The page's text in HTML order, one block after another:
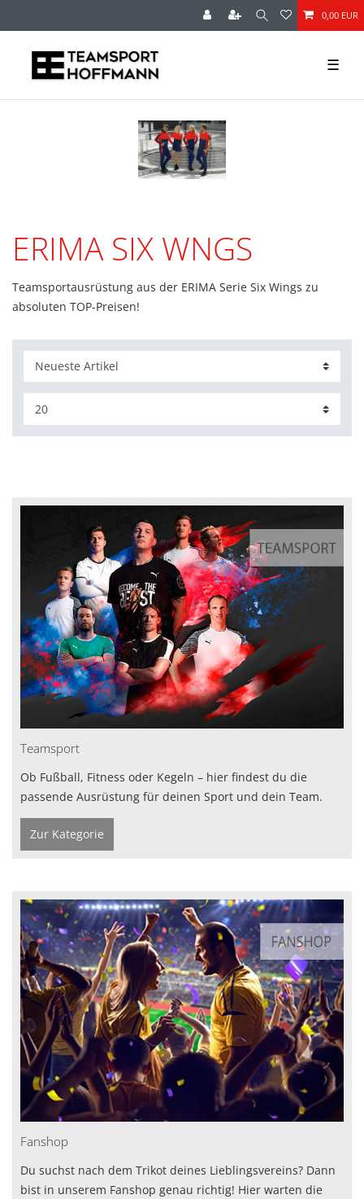
0,00 EUR
☰
ERIMA SIX WNGS
Teamsportausrüstung aus der ERIMA Serie Six Wings zu
absoluten TOP-Preisen!
Teamsport
Ob Fußball, Fitness oder Kegeln – hier findest du die
passende Ausrüstung für deinen Sport und dein Team.
Zur Kategorie
Fanshop
Du suchst nach dem Trikot deines Lieblingsvereins? Dann
bist in unserem Fanshop genau richtig! Hier warten die